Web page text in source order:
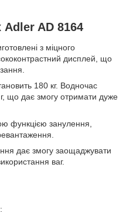
Adler AD 8164
з міцного
дисплей, що
180 кг. Водночас
що дає змогу отримати дуже
функцією занулення,
дає змогу заощаджувати
ваг.